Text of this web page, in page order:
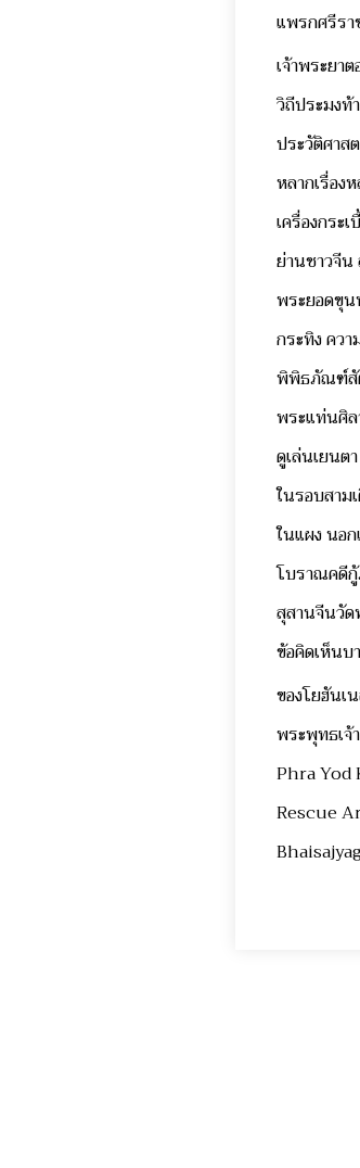
แพรกศรีรา
เจ้าพระยา
วิถีประมงท้
ประวัติศาส
หลากเรื่อง
เครื่องกระ
ย่านชาวจีน
พระยอดขุ
กระทิง คว
พิพิธภัณฑ์สัต
พระแท่นศิล
ดูเล่นเยนต
ในรอบสาม
ในแผง นอ
โบราณคดี
สุสานจีนวัด
ข้อคิดเห็นบ
ของโย
พระพุทธเจ้
Phra Yod
Rescue